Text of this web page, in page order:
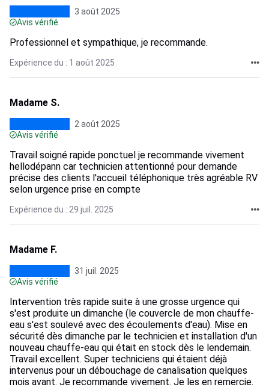
3 août 2025
Avis vérifié
Professionnel et sympathique, je recommande.
Expérience du : 1 août 2025
Madame S.
2 août 2025
Avis vérifié
Travail soigné rapide ponctuel je recommande vivement
hellodépann car technicien attentionné pour demande
précise des clients l'accueil téléphonique très agréable RV
selon urgence prise en compte
Expérience du : 29 juil. 2025
Madame F.
31 juil. 2025
Avis vérifié
Intervention très rapide suite à une grosse urgence qui
s'est produite un dimanche (le couvercle de mon chauffe-
eau s'est soulevé avec des écoulements d'eau). Mise en
sécurité dès dimanche par le technicien et installation d'un
nouveau chauffe-eau qui était en stock dès le lendemain.
Travail excellent. Super techniciens qui étaient déjà
intervenus pour un débouchage de canalisation quelques
mois avant. Je recommande vivement. Je les en remercie.